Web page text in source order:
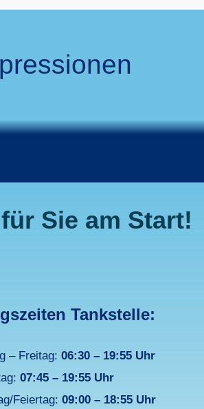
Sie am Start!
Tankstelle:
– Freitag: 06:30 – 19:55 Uhr
07:45 – 19:55 Uhr
Feiertag: 09:00 – 18:55 Uhr